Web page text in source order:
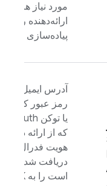
مورد نیاز هر
ارائه‌دهنده را
پیاده‌سازی کنید.
آدرس ایمیل و
رمز عبور کاربر
یا توکن OAuth
که از ارائه دهنده
هویت فدرال
دریافت شده
است را به SDK